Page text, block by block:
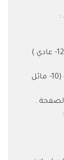
:
- (14- عادي ) للمتن باللغة العربية و (12- عادي )
- (12) مائل) للملخص باللغة العربية و (10- مائل